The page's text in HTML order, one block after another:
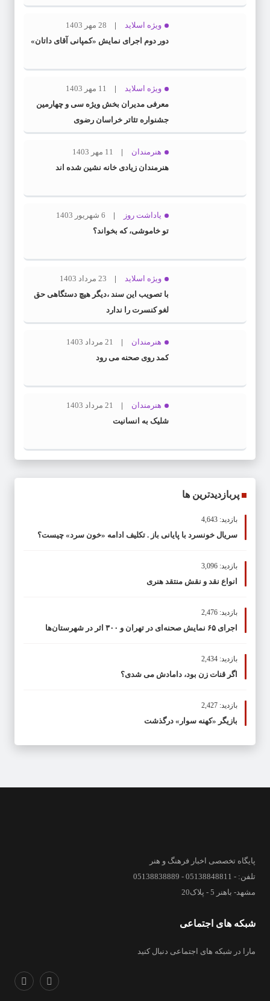
ویژه اسلاید
28 مهر 1403
دور دوم اجرای نمایش «کمپانی آقای داتان»
ویژه اسلاید
11 مهر 1403
معرفی مدیران بخش ویژه سی و چهارمین
جشنواره تئاتر خراسان رضوی
هنرمندان
11 مهر 1403
هنرمندان زیادی خانه نشین شده اند
یاداشت روز
6 شهریور 1403
تو خاموشی، که بخواند؟
ویژه اسلاید
23 مرداد 1403
با تصویب این سند ،دیگر هیچ دستگاهی حق
لغو کنسرت را ندارد
هنرمندان
21 مرداد 1403
کمد روی صحنه می رود
هنرمندان
21 مرداد 1403
شلیک به انسانیت
پربازدیدترین ها
بازدید: 4,643
سریال خونسرد با پایانی باز . تکلیف ادامه «خون سرد» چیست؟
بازدید: 3,096
انواع نقد و نقش منتقد هنری
بازدید: 2,476
اجرای ۶۵ نمایش صحنه‌ای در تهران و ۳۰۰ اثر در شهرستان‌ها
بازدید: 2,434
اگر قنات زن بود، دامادش می شدی؟
بازدید: 2,427
بازیگر «کهنه سوار» درگذشت
پایگاه تخصصی اخبار فرهنگ و هنر
تلفن: - 05138848811 - 05138838889
مشهد- باهنر 5 - پلاک20
شبکه های اجتماعی
مارا در شبکه های اجتماعی دنبال کنید